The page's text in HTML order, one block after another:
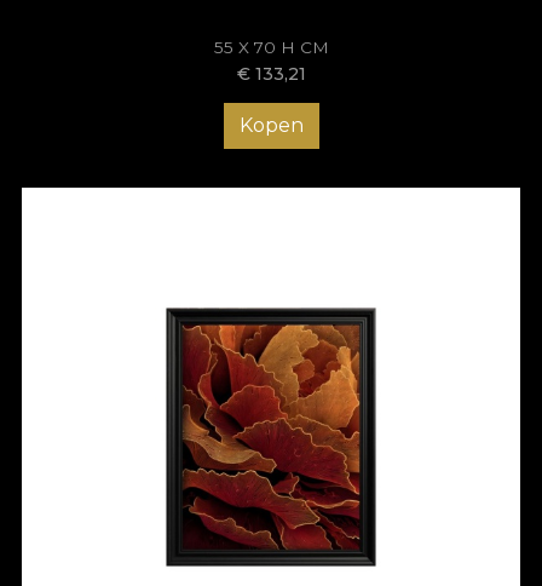
55 X 70 H CM
€ 133,21
Kopen